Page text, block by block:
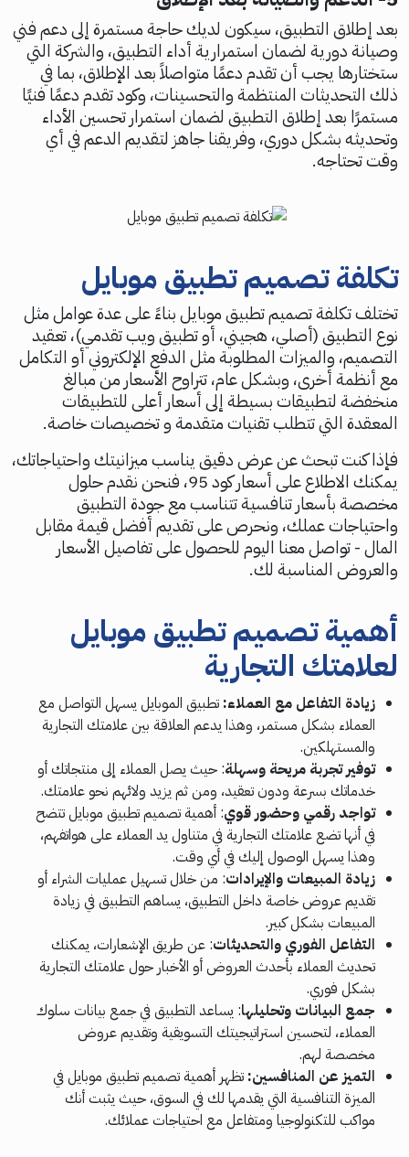
بعد إطلاق التطبيق، سيكون لديك حاجة مستمرة إلى دعم فني
وصيانة دورية لضمان استمرارية أداء التطبيق، والشركة التي
ستختارها يجب أن تقدم دعمًا متواصلاً بعد الإطلاق، بما في
ذلك التحديثات المنتظمة والتحسينات، وكود تقدم دعمًا فنيًا
مستمرًا بعد إطلاق التطبيق لضمان استمرار تحسين الأداء
وتحديثه بشكل دوري، وفريقنا جاهز لتقديم الدعم في أي
وقت تحتاجه.
تكلفة تصميم تطبيق موبايل
تختلف تكلفة تصميم تطبيق موبايل بناءً على عدة عوامل مثل
نوع التطبيق (أصلي، هجيني، أو تطبيق ويب تقدمي)، تعقيد
التصميم، والميزات المطلوبة مثل الدفع الإلكتروني أو التكامل
مع أنظمة أخرى، وبشكل عام، تتراوح الأسعار من مبالغ
منخفضة لتطبيقات بسيطة إلى أسعار أعلى للتطبيقات
المعقدة التي تتطلب تقنيات متقدمة و تخصيصات خاصة.
فإذا كنت تبحث عن عرض دقيق يناسب ميزانيتك واحتياجاتك،
يمكنك الاطلاع على أسعار كود 95، فنحن نقدم حلول
مخصصة بأسعار تنافسية تتناسب مع جودة التطبيق
واحتياجات عملك، ونحرص على تقديم أفضل قيمة مقابل
المال - تواصل معنا اليوم للحصول على تفاصيل الأسعار
والعروض المناسبة لك.
أهمية تصميم تطبيق موبايل
لعلامتك التجارية
زيادة التفاعل مع العملاء: تطبيق الموبايل يسهل التواصل مع
العملاء بشكل مستمر، وهذا يدعم العلاقة بين علامتك التجارية
والمستهلكين.
توفير تجربة مريحة وسهلة: حيث يصل العملاء إلى منتجاتك أو
خدماتك بسرعة ودون تعقيد، ومن ثم يزيد ولائهم نحو علامتك.
تواجد رقمي وحضور قوي: أهمية تصميم تطبيق موبايل تتضح
في أنها تضع علامتك التجارية في متناول يد العملاء على هواتفهم،
وهذا يسهل الوصول إليك في أي وقت.
زيادة المبيعات والإيرادات: من خلال تسهيل عمليات الشراء أو
تقديم عروض خاصة داخل التطبيق، يساهم التطبيق في زيادة
المبيعات بشكل كبير.
التفاعل الفوري والتحديثات: عن طريق الإشعارات، يمكنك
تحديث العملاء بأحدث العروض أو الأخبار حول علامتك التجارية
بشكل فوري.
جمع البيانات وتحليلها: يساعد التطبيق في جمع بيانات سلوك
العملاء، لتحسين استراتيجيتك التسويقية وتقديم عروض
مخصصة لهم.
التميز عن المنافسين: تظهر أهمية تصميم تطبيق موبايل في
الميزة التنافسية التي يقدمها لك في السوق، حيث يثبت أنك
مواكب للتكنولوجيا ومتفاعل مع احتياجات عملائك.